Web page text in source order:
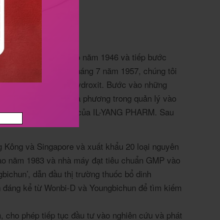
được thành lập vào năm 1946 và tiếp bước
』 vào ngày 1 tháng 7 năm 1957, chúng tôi
xuất gel nhôm hydroxit. Bước vào những
kiếm sự thay đổi đa phương trong quản lý vào
nhanh chóng của IL-YANG PHARM. Sau
và Singapore và xuất khẩu 20 loại nguyên
năm 1983 và nhà máy đạt tiêu chuẩn GMP vào
dẫn đầu thị trường thuốc bổ dinh
kể từ Wonbi-D và Youngbichun để tìm kiếm
cho phép tiếp tục đầu tư vào nghiên cứu và phát